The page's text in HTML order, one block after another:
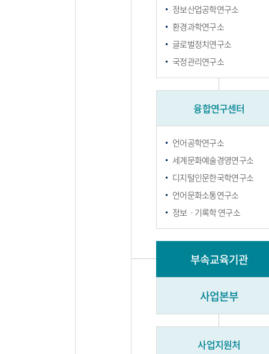
정보산업공학연구소
환경과학연구소
글로벌정치연구소
국정관리연구소
융합연구센터
언어공학연구소
세계문화예술경영연구소
디지털인문한국학연구소
언어문화소통연구소
정보ㆍ기록학 연구소
부속교육기관
사업본부
사업지원처